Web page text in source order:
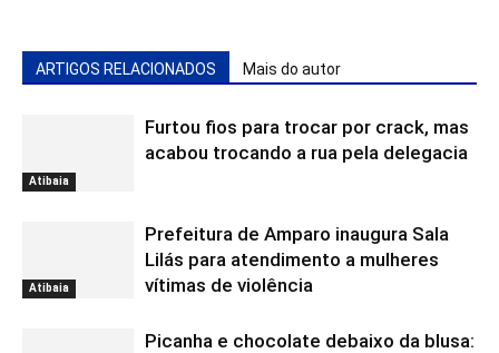
ARTIGOS RELACIONADOS Mais do autor
Atibaia
Furtou fios para trocar por crack, mas
acabou trocando a rua pela delegacia
Atibaia
Prefeitura de Amparo inaugura Sala
Lilás para atendimento a mulheres
vítimas de violência
Picanha e chocolate debaixo da blusa: